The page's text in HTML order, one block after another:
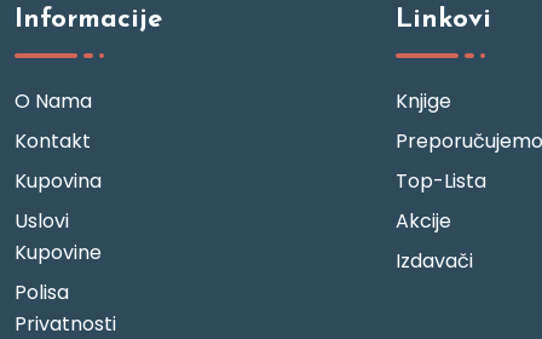
Informacije
O Nama
Kontakt
Kupovina
Uslovi
Kupovine
Polisa
Privatnosti
Linkovi
Knjige
Preporučujemo
Top-Lista
Akcije
Izdavači